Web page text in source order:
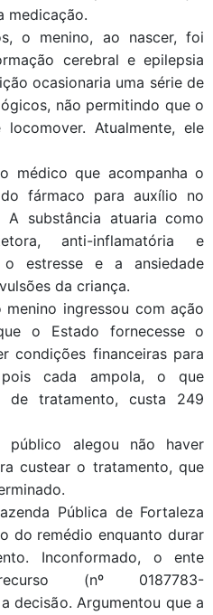
medicação.
o menino, ao nascer, foi
cerebral e epilepsia
ocasionaria uma série de
não permitindo que o
Atualmente, ele
médico que acompanha o
fármaco para auxílio no
substância atuaria como
anti-inflamatória e
o estresse e a ansiedade
da criança.
ingressou com ação
o Estado fornecesse o
condições financeiras para
cada ampola, o que
de tratamento, custa 249
alegou não haver
custear o tratamento, que
Pública de Fortaleza
do remédio enquanto durar
Inconformado, o ente
(nº 0187783-
decisão. Argumentou que a